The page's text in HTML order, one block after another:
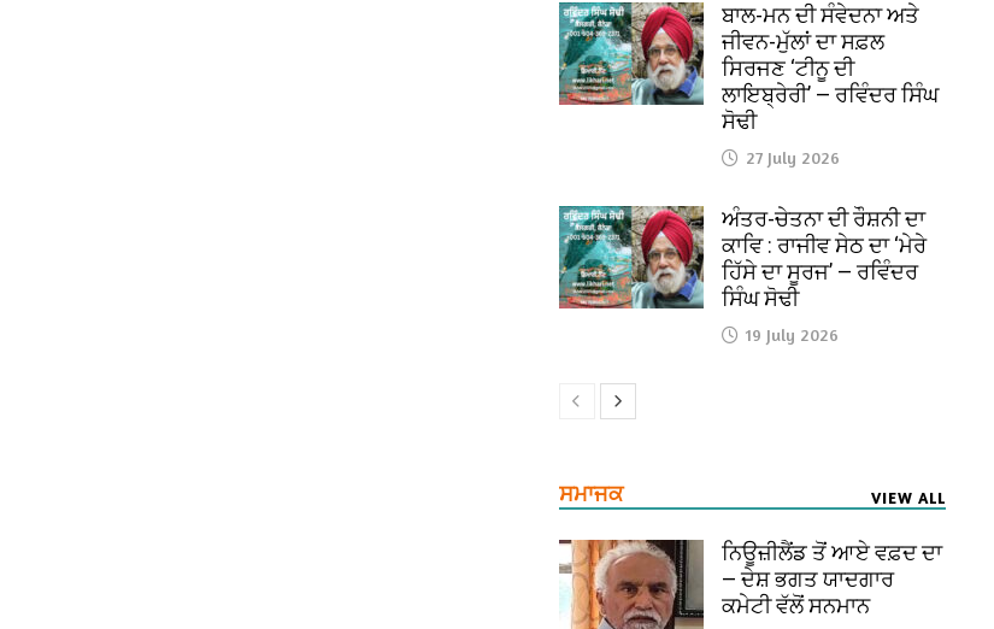
ਬਾਲ-ਮਨ ਦੀ ਸੰਵੇਦਨਾ ਅਤੇ
ਜੀਵਨ-ਮੁੱਲਾਂ ਦਾ ਸਫ਼ਲ
ਸਿਰਜਣ ‘ਟੀਨੂ ਦੀ
ਲਾਇਬ੍ਰੇਰੀ’ — ਰਵਿੰਦਰ ਸਿੰਘ
ਸੋਢੀ
27 July 2026
ਅੰਤਰ-ਚੇਤਨਾ ਦੀ ਰੌਸ਼ਨੀ ਦਾ
ਕਾਵਿ : ਰਾਜੀਵ ਸੇਠ ਦਾ ‘ਮੇਰੇ
ਹਿੱਸੇ ਦਾ ਸੂਰਜ’ — ਰਵਿੰਦਰ
ਸਿੰਘ ਸੋਢੀ
19 July 2026
ਸਮਾਜਕ VIEW ALL
ਨਿਊਜ਼ੀਲੈਂਡ ਤੋਂ ਆਏ ਵਫ਼ਦ ਦਾ
— ਦੇਸ਼ ਭਗਤ ਯਾਦਗਾਰ
ਕਮੇਟੀ ਵੱਲੋਂ ਸਨਮਾਨ